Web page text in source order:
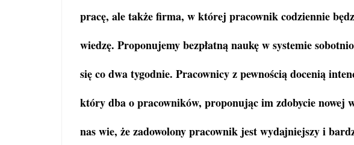
pracę, ale także firma, w której pracownik codziennie
wiedzę. Proponujemy bezpłatną naukę w systemie
się co dwa tygodnie. Pracownicy z pewnością docenią
który dba o pracowników, proponując im zdobycie nowej
nas wie, że zadowolony pracownik jest wydajniejszy i